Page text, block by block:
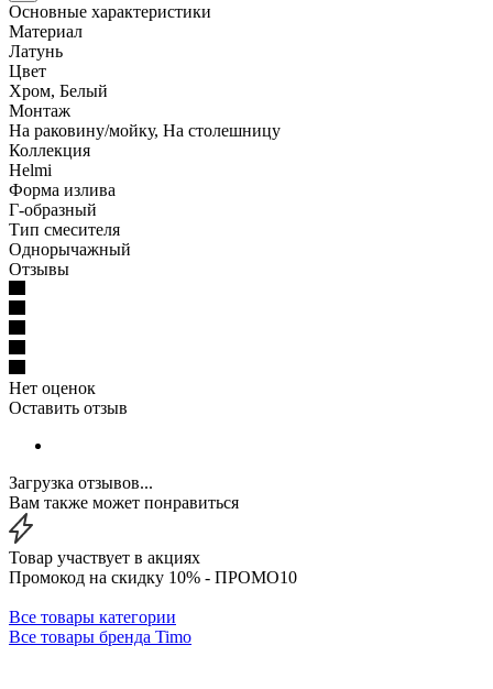
Основные характеристики
Материал
Латунь
Цвет
Хром, Белый
Монтаж
На раковину/мойку, На столешницу
Коллекция
Helmi
Форма излива
Г-образный
Тип смесителя
Однорычажный
Отзывы
Нет оценок
Оставить отзыв
Загрузка отзывов...
Вам также может понравиться
Товар участвует в акциях
Промокод на скидку 10% - ПРОМО10
Все товары категории
Все товары бренда Timo